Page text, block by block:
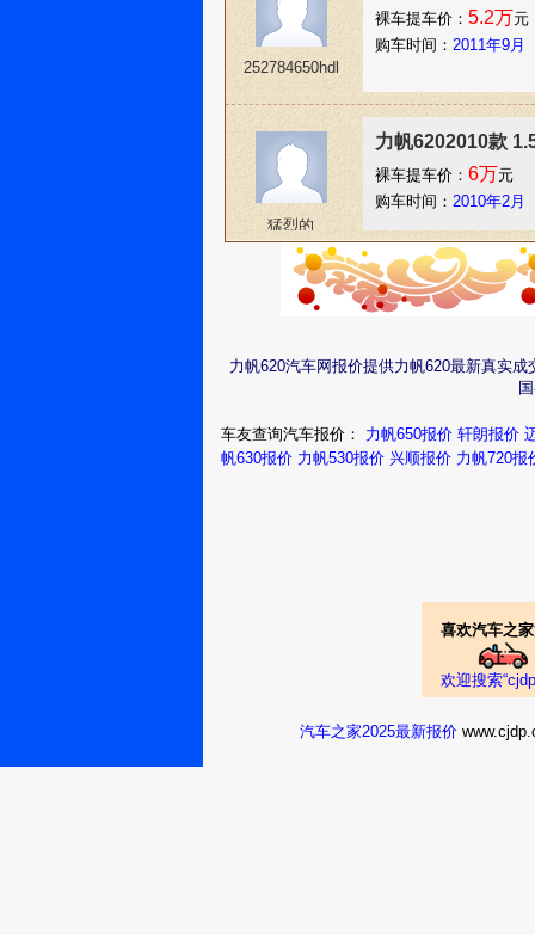
252784650hdl
裸车提车价： 5.2万元
购车时间： 2011年9月
猛烈的
力帆6202010款
裸车提车价： 6万元
购车时间： 2010年2月
力帆6202012款
购车时间：2009年8月
力帆620汽车网报价提供力帆620最新真实
车友查询汽车报价： 力帆650报价 轩朗报价
帆630报价 力帆530报价 兴顺报价 力帆720报
喜欢汽车之
欢迎搜索
汽车之家2025最新报价